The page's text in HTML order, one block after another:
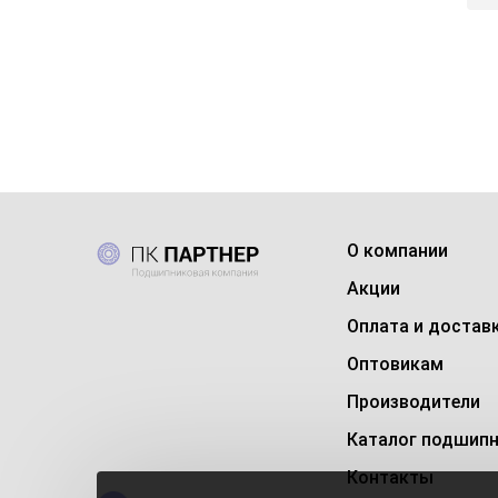
О компании
Акции
Оплата и
Оптовикам
Производители
Каталог
Контакты